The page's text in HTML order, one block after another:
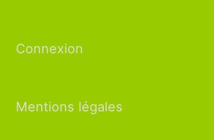
Connexion
Mentions légales